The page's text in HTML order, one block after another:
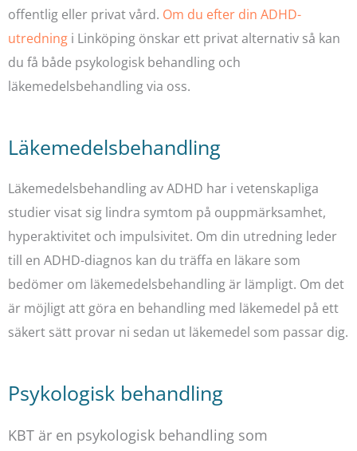
offentlig eller privat vård. Om du efter din ADHD-
utredning i Linköping önskar ett privat alternativ så kan
du få både psykologisk behandling och
läkemedelsbehandling via oss.
Läkemedelsbehandling
Läkemedelsbehandling av ADHD har i vetenskapliga
studier visat sig lindra symtom på ouppmärksamhet,
hyperaktivitet och impulsivitet. Om din utredning leder
till en ADHD-diagnos kan du träffa en läkare som
bedömer om läkemedelsbehandling är lämpligt. Om det
är möjligt att göra en behandling med läkemedel på ett
säkert sätt provar ni sedan ut läkemedel som passar dig.
Psykologisk behandling
KBT är en psykologisk behandling som